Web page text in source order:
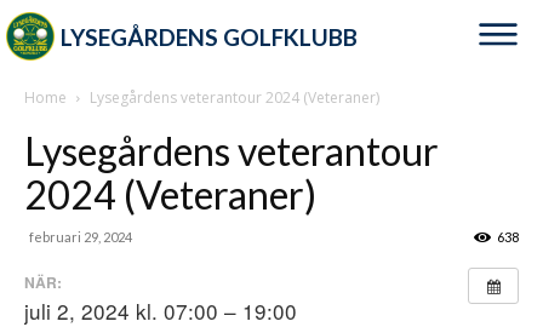
LYSEGÅRDENS GOLFKLUBB
Home Lysegårdens veterantour 2024 (Veteraner)
Lysegårdens veterantour
2024 (Veteraner)
februari 29, 2024 638
NÄR:
juli 2, 2024 kl. 07:00 – 19:00